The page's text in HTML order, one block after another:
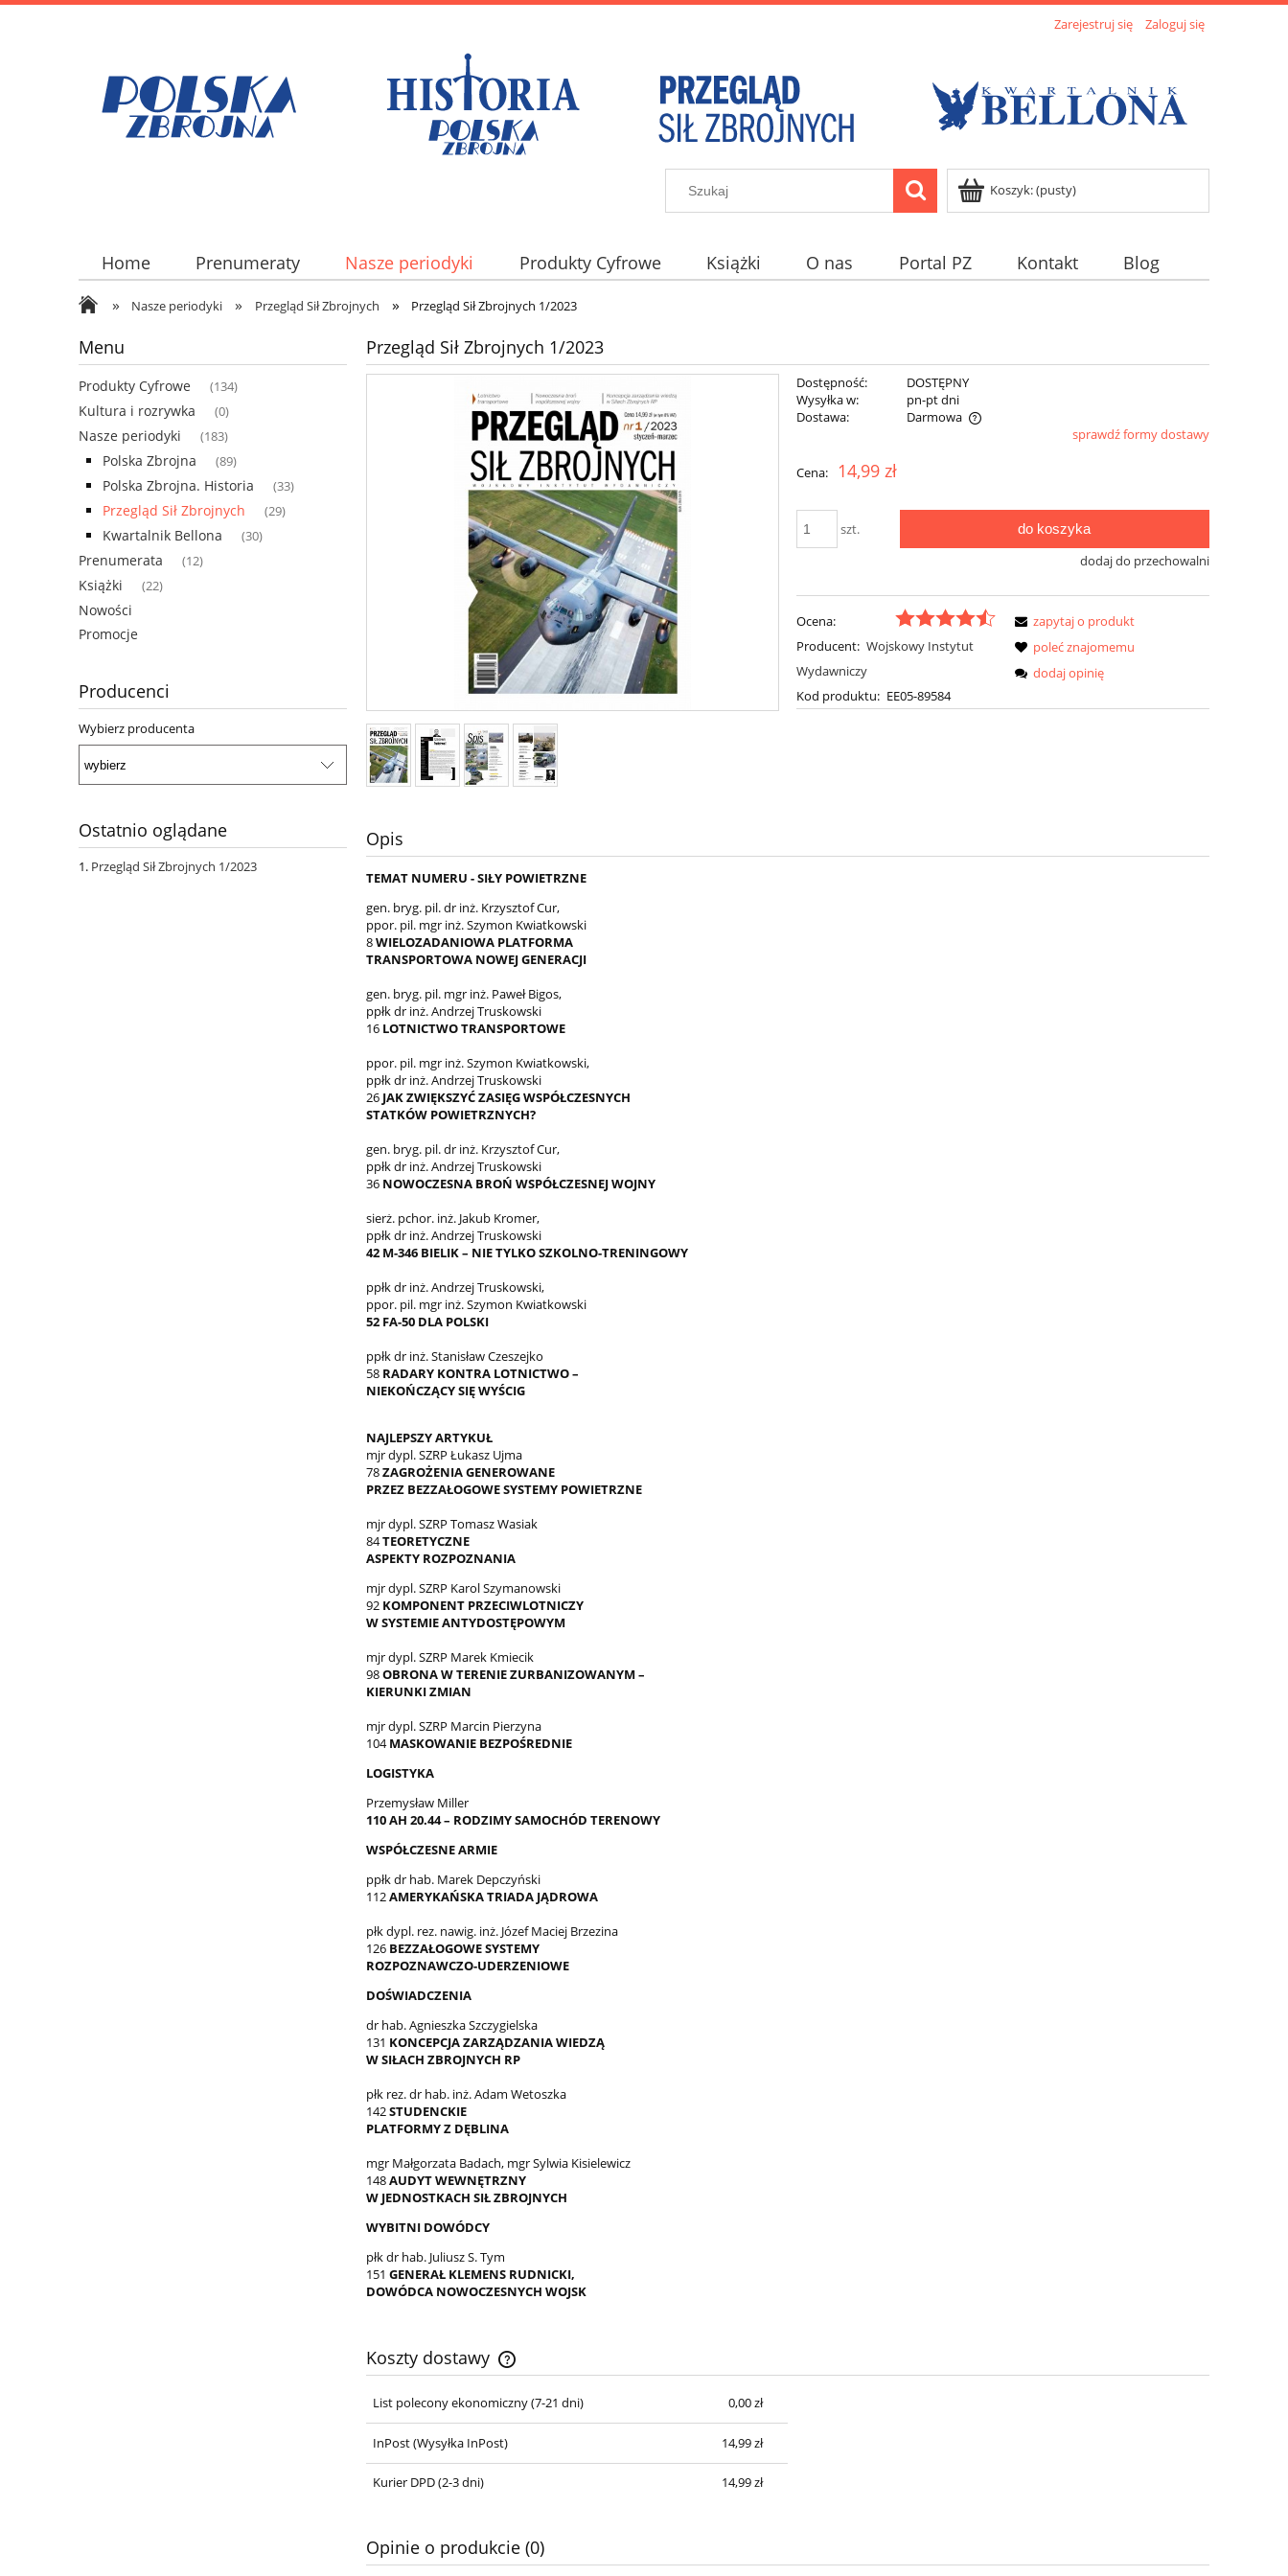
Zarejestruj się Zaloguj się
Koszyk:(pusty)
Home Prenumeraty Nasze periodyki Produkty Cyfrowe Książki O nas Portal PZ Kontakt Blog
» Nasze periodyki » Przegląd Sił Zbrojnych » Przegląd Sił Zbrojnych 1/2023
Menu
Produkty Cyfrowe (134)
Kultura i rozrywka (0)
Nasze periodyki (183)
Polska Zbrojna (89)
Polska Zbrojna. Historia (33)
Przegląd Sił Zbrojnych (29)
Kwartalnik Bellona (30)
Prenumerata (12)
Książki (22)
Nowości
Promocje
Producenci
Wybierz producenta
Ostatnio oglądane
Przegląd Sił Zbrojnych 1/2023
Przegląd Sił Zbrojnych 1/2023
Dostępność:
DOSTĘPNY
Wysyłka w:
pn-pt dni
Dostawa:
Darmowa
sprawdź formy dostawy
Cena: 14,99 zł
szt. do koszyka
dodaj do przechowalni
Ocena:
Producent: Wojskowy Instytut
Wydawniczy
Kod produktu: EE05-89584
zapytaj o produkt
poleć znajomemu
dodaj opinię
Opis
TEMAT NUMERU - SIŁY POWIETRZNE
gen. bryg. pil. dr inż. Krzysztof Cur,
ppor. pil. mgr inż. Szymon Kwiatkowski
8WIELOZADANIOWA PLATFORMA
TRANSPORTOWA NOWEJ GENERACJI
gen. bryg. pil. mgr inż. Paweł Bigos,
ppłk dr inż. Andrzej Truskowski
16 LOTNICTWO TRANSPORTOWE
ppor. pil. mgr inż. Szymon Kwiatkowski,
ppłk dr inż. Andrzej Truskowski
26 JAK ZWIĘKSZYĆ ZASIĘG WSPÓŁCZESNYCH
STATKÓW POWIETRZNYCH?
gen. bryg. pil. dr inż. Krzysztof Cur,
ppłk dr inż. Andrzej Truskowski
36 NOWOCZESNA BROŃ WSPÓŁCZESNEJ WOJNY
sierż. pchor. inż. Jakub Kromer,
ppłk dr inż. Andrzej Truskowski
42 M-346 BIELIK – NIE TYLKO SZKOLNO-TRENINGOWY
ppłk dr inż. Andrzej Truskowski,
ppor. pil. mgr inż. Szymon Kwiatkowski
52 FA-50 DLA POLSKI
ppłk dr inż. Stanisław Czeszejko
58 RADARY KONTRA LOTNICTWO –
NIEKOŃCZĄCY SIĘ WYŚCIG
NAJLEPSZY ARTYKUŁ
mjr dypl. SZRP Łukasz Ujma
78ZAGROŻENIA GENEROWANE
PRZEZ BEZZAŁOGOWE SYSTEMY POWIETRZNE
mjr dypl. SZRP Tomasz Wasiak
84TEORETYCZNE
ASPEKTY ROZPOZNANIA
mjr dypl. SZRP Karol Szymanowski
92 KOMPONENT PRZECIWLOTNICZY
W SYSTEMIE ANTYDOSTĘPOWYM
mjr dypl. SZRP Marek Kmiecik
98OBRONA W TERENIE ZURBANIZOWANYM –
KIERUNKI ZMIAN
mjr dypl. SZRP Marcin Pierzyna
104MASKOWANIE BEZPOŚREDNIE
LOGISTYKA
Przemysław Miller
110 AH 20.44 – RODZIMY SAMOCHÓD TERENOWY
WSPÓŁCZESNE ARMIE
ppłk dr hab. Marek Depczyński
112AMERYKAŃSKA TRIADA JĄDROWA
płk dypl. rez. nawig. inż. Józef Maciej Brzezina
126 BEZZAŁOGOWE SYSTEMY
ROZPOZNAWCZO-UDERZENIOWE
DOŚWIADCZENIA
dr hab. Agnieszka Szczygielska
131 KONCEPCJA ZARZĄDZANIA WIEDZĄ
W SIŁACH ZBROJNYCH RP
płk rez. dr hab. inż. Adam Wetoszka
142STUDENCKIE
PLATFORMY Z DĘBLINA
mgr Małgorzata Badach, mgr Sylwia Kisielewicz
148AUDYT WEWNĘTRZNY
W JEDNOSTKACH SIŁ ZBROJNYCH
WYBITNI DOWÓDCY
płk dr hab. Juliusz S. Tym
151 GENERAŁ KLEMENS RUDNICKI,
DOWÓDCA NOWOCZESNYCH WOJSK
Koszty dostawy
Cena nie zawiera ewentualnych kosztów
płatności
List polecony ekonomiczny (7-21 dni) 0,00 zł
InPost(Wysyłka InPost) 14,99 zł
Kurier DPD (2-3 dni) 14,99 zł
Opinie o produkcie (0)